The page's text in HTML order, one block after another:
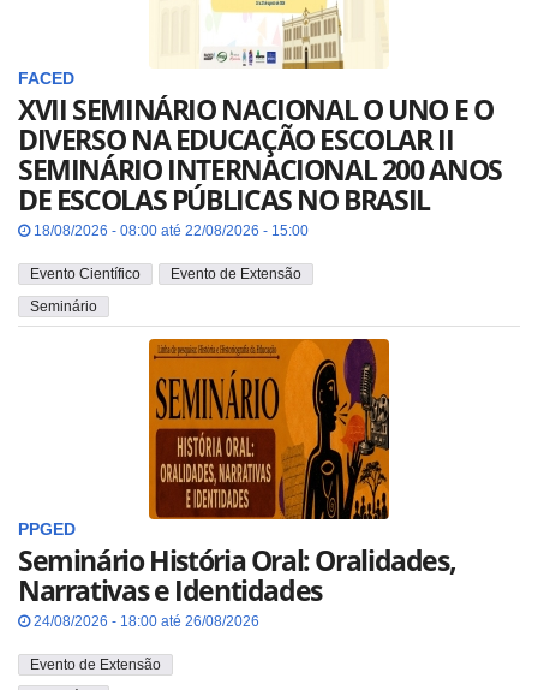
FACED
XVII SEMINÁRIO NACIONAL O UNO E O
DIVERSO NA EDUCAÇÃO ESCOLAR II
SEMINÁRIO INTERNACIONAL 200 ANOS
DE ESCOLAS PÚBLICAS NO BRASIL
18/08/2026 - 08:00 até 22/08/2026 - 15:00
Evento Científico
Evento de Extensão
Seminário
PPGED
Seminário História Oral: Oralidades,
Narrativas e Identidades
24/08/2026 - 18:00 até 26/08/2026
Evento de Extensão